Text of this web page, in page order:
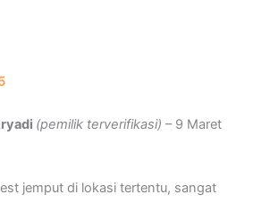
(pemilik terverifikasi) – 9 Maret
jemput di lokasi tertentu, sangat